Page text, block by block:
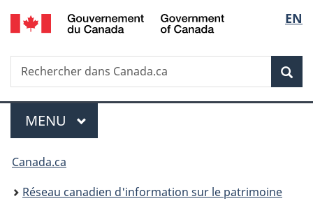
Passer
au
principal
Passer
à
Au
du
Passer
à
version
simplifiée
de
la
EN
Recherche
Rechercher
dans
Menu
MENU PRINCIPAL
Vous
êtes
Canada.ca
Réseau canadien d'information sur le patrimoine